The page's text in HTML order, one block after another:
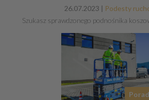
26.07.2023 | Podesty
Szukasz sprawdzonego podnośnika